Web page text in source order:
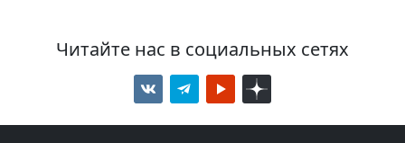
Читайте нас в социальных сетях